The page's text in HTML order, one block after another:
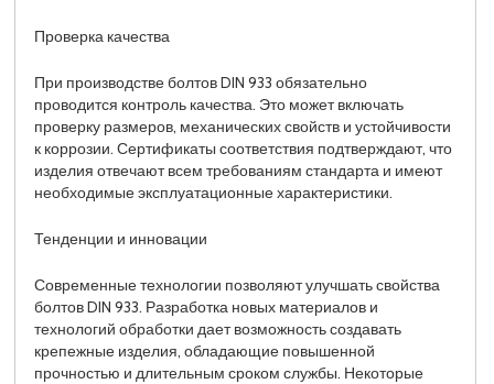
Проверка качества
При производстве болтов DIN 933 обязательно
проводится контроль качества. Это может включать
проверку размеров, механических свойств и устойчивости
к коррозии. Сертификаты соответствия подтверждают, что
изделия отвечают всем требованиям стандарта и имеют
необходимые эксплуатационные характеристики.
Тенденции и инновации
Современные технологии позволяют улучшать свойства
болтов DIN 933. Разработка новых материалов и
технологий обработки дает возможность создавать
крепежные изделия, обладающие повышенной
прочностью и длительным сроком службы. Некоторые